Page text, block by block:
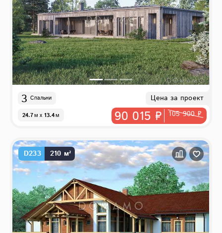
3 Спальни
24.7м x 13.4м
Цена за проект
90 015 ₽ 105 900 ₽
D233 210 м²